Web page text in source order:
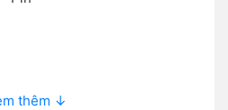
thêm ↓